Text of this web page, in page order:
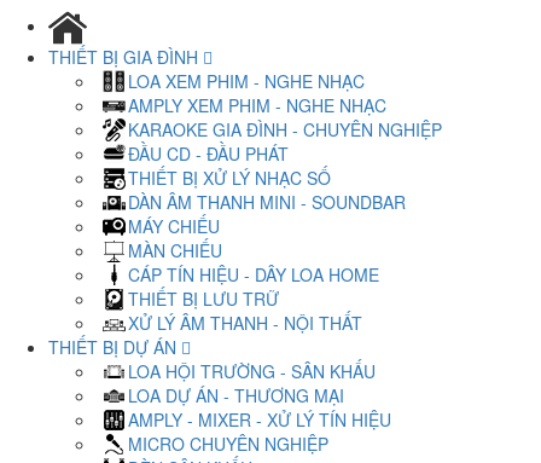
THIẾT BỊ GIA ĐÌNH
LOA XEM PHIM - NGHE NHẠC
AMPLY XEM PHIM - NGHE NHẠC
KARAOKE GIA ĐÌNH - CHUYÊN NGHIỆP
ĐẦU CD - ĐẦU PHÁT
THIẾT BỊ XỬ LÝ NHẠC SỐ
DÀN ÂM THANH MINI - SOUNDBAR
MÁY CHIẾU
MÀN CHIẾU
CÁP TÍN HIỆU - DÂY LOA HOME
THIẾT BỊ LƯU TRỮ
XỬ LÝ ÂM THANH - NỘI THẤT
THIẾT BỊ DỰ ÁN
LOA HỘI TRƯỜNG - SÂN KHẤU
LOA DỰ ÁN - THƯƠNG MẠI
AMPLY - MIXER - XỬ LÝ TÍN HIỆU
MICRO CHUYÊN NGHIỆP